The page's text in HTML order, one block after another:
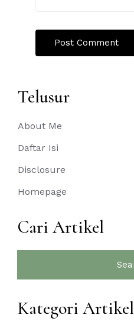
Telusur
About Me
Daftar Isi
Disclosure
Homepage
Cari Artikel
Kategori Artikel